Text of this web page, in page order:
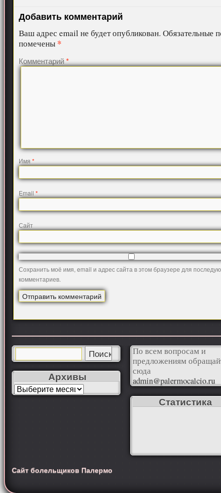
Добавить комментарий
Ваш адрес email не будет опубликован. Обязательные
помечены *
Комментарий*
Имя*
Email*
Сайт
Сохранить моё имя, email и адрес сайта в этом браузере для
комментариев.
Архивы
По всем вопросам и
предложениям
сюда
admin@palermocalcio.ru
Статистика
Сайт болельщиков Палермо